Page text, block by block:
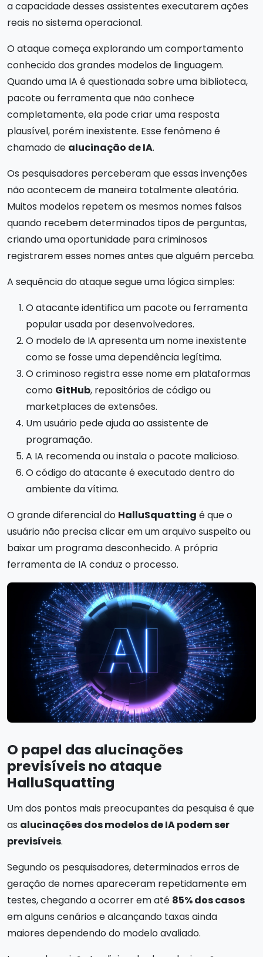
a capacidade desses assistentes executarem ações
reais no sistema operacional.
O ataque começa explorando um comportamento
conhecido dos grandes modelos de linguagem.
Quando uma IA é questionada sobre uma biblioteca,
pacote ou ferramenta que não conhece
completamente, ela pode criar uma resposta
plausível, porém inexistente. Esse fenômeno é
chamado de alucinação de IA.
Os pesquisadores perceberam que essas invenções
não acontecem de maneira totalmente aleatória.
Muitos modelos repetem os mesmos nomes falsos
quando recebem determinados tipos de perguntas,
criando uma oportunidade para criminosos
registrarem esses nomes antes que alguém perceba.
A sequência do ataque segue uma lógica simples:
O atacante identifica um pacote ou ferramenta
popular usada por desenvolvedores.
O modelo de IA apresenta um nome inexistente
como se fosse uma dependência legítima.
O criminoso registra esse nome em plataformas
como GitHub, repositórios de código ou
marketplaces de extensões.
Um usuário pede ajuda ao assistente de
programação.
A IA recomenda ou instala o pacote malicioso.
O código do atacante é executado dentro do
ambiente da vítima.
O grande diferencial do HalluSquatting é que o
usuário não precisa clicar em um arquivo suspeito ou
baixar um programa desconhecido. A própria
ferramenta de IA conduz o processo.
O papel das alucinações
previsíveis no ataque
HalluSquatting
Um dos pontos mais preocupantes da pesquisa é que
as alucinações dos modelos de IA podem ser
previsíveis.
Segundo os pesquisadores, determinados erros de
geração de nomes apareceram repetidamente em
testes, chegando a ocorrer em até 85% dos casos
em alguns cenários e alcançando taxas ainda
maiores dependendo do modelo avaliado.